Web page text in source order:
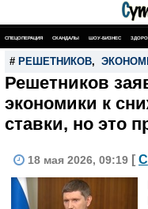
СПЕЦОПЕРАЦИЯ СКАНДАЛЫ ШОУ-БИЗНЕС
# РЕШЕТНИКОВ,
Решетников
экономики к
ставки, но это
18 мая 2026, 09:19 [ С